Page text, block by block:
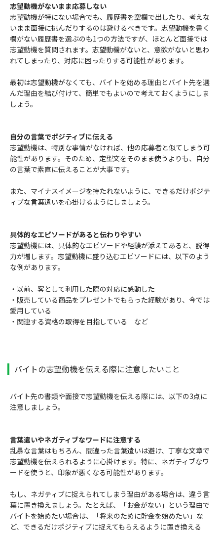
志望動機がないまま応募しない
志望動機が特にない場合でも、履歴書を空欄で出したり、考えな
いまま面接に挑んだりするのは避けるべきです。志望動機を書く
欄がない履歴書を選ぶのも1つの方法ですが、ほとんど面接では
志望動機を質問されます。志望動機がないと、意欲がないと思わ
れてしまったり、対応に困ったりする可能性があります。
最初は志望動機がなくても、バイトを始める理由とバイト先を選
んだ理由を結び付けて、簡単でもよいので考えておくようにしま
しょう。
自分の言葉でポジティブに伝える
志望動機は、特別な事情がなければ、他の応募者と似てしまう可
能性があります。そのため、定型文をそのまま使うよりも、自分
の言葉で素直に伝えることが大事です。
また、マイナスイメージを持たれないように、できるだけポジテ
ィブな言葉遣いを心掛けるようにしましょう。
具体的なエピソードがあると伝わりやすい
志望動機には、具体的なエピソードや経験が添えてあると、説得
力が増します。志望動機に盛り込むエピソードには、以下のよう
な例があります。
・以前、客として利用した際の対応に感動した
・販売している商品をプレゼントでもらった経験があり、今では
愛用している
・関連する資格の取得を目指している など
バイトの志望動機を伝える際に注意したいこと
バイト先の書類や面接で志望動機を伝える際には、以下の3点に
注意しましょう。
言葉遣いやネガティブなワードに注意する
乱暴な言葉はもちろん、間違った言葉遣いは避け、丁寧な文章で
志望動機を伝えられるように心掛けます。特に、ネガティブなワ
ードを使うと、印象が悪くなる可能性があります。
もし、ネガティブに捉えられてしまう理由がある場合は、違う言
葉に置き換えましょう。たとえば、「お金がない」という理由で
バイトを始めたい場合は、「将来のために貯金を始めたい」な
ど、できるだけポジティブに捉えてもらえるように置き換える